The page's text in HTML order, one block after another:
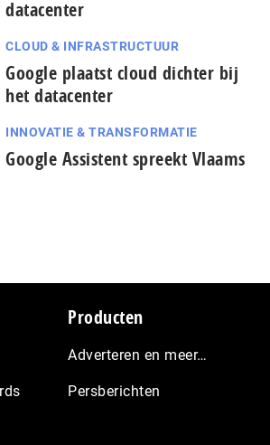
datacenter
CLOUD & INFRASTRUCTUUR
Google plaatst cloud dichter bij
het datacenter
INNOVATIE & TRANSFORMATIE
Google Assistent spreekt Vlaams
Producten
Adverteren en meer…
Persberichten